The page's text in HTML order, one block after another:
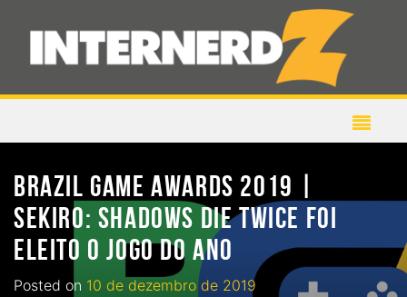
BRAZIL GAME AWARDS 2019 |
SEKIRO: SHADOWS DIE TWICE FOI
ELEITO O JOGO DO ANO
Posted on 10 de dezembro de 2019